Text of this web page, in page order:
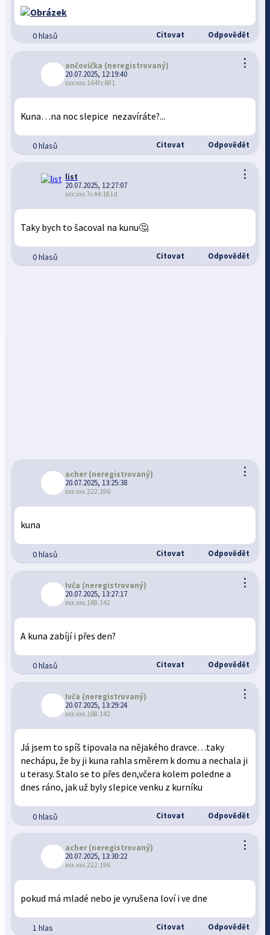
0 hlasů Citovat Odpovědět
⋮
ančovička (neregistrovaný)
20.07.2025, 12:19:40
xxx:xxx.164f:c601
Kuna…na noc slepice nezavíráte?...
0 hlasů Citovat Odpovědět
⋮
list
20.07.2025, 12:27:07
xxx:xxx.7c44:181d
Taky bych to šacoval na kunu🤔
0 hlasů Citovat Odpovědět
⋮
acher(neregistrovaný)
20.07.2025, 13:25:38
xxx.xxx.222.196
kuna
0 hlasů Citovat Odpovědět
⋮
Ivča (neregistrovaný)
20.07.2025, 13:27:17
xxx.xxx.168.142
A kuna zabíjí i přes den?
0 hlasů Citovat Odpovědět
⋮
Ivča (neregistrovaný)
20.07.2025, 13:29:24
xxx.xxx.168.142
Já jsem to spíš tipovala na nějakého dravce…taky
nechápu, že by ji kuna rahla směrem k domu a nechala ji
u terasy. Stalo se to přes den,včera kolem poledne a
dnes ráno, jak už byly slepice venku z kurníku
0 hlasů Citovat Odpovědět
⋮
acher(neregistrovaný)
20.07.2025, 13:30:22
xxx.xxx.222.196
pokud má mladé nebo je vyrušena loví i ve dne
1 hlas Citovat Odpovědět